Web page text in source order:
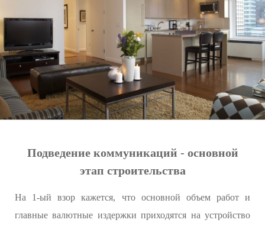
Подведение коммуникаций - основной
этап строительства
На 1-ый взор кажется, что основной объем работ и
главные валютные издержки приходятся на устройство